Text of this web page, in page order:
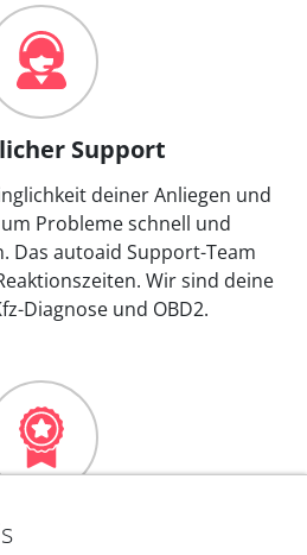
Support
deiner Anliegen und
Probleme schnell und
Das autoaid Support-Team
Wir sind deine
Diagnose und OBD2.
Jahre Erfahrung